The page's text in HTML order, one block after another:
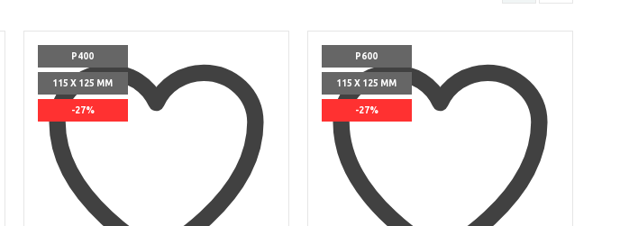
P400
115 X 125 ММ
-27%
P600
115 X 125 ММ
-27%